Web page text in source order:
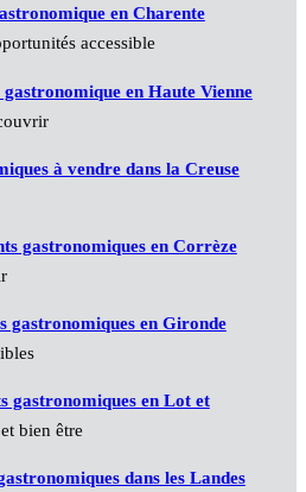
en Charente
accessible
en Haute Vienne
à vendre dans la Creuse
gastronomiques en Corrèze
gastronomiques en Gironde
gastronomiques en Lot et
bien être
dans les Landes